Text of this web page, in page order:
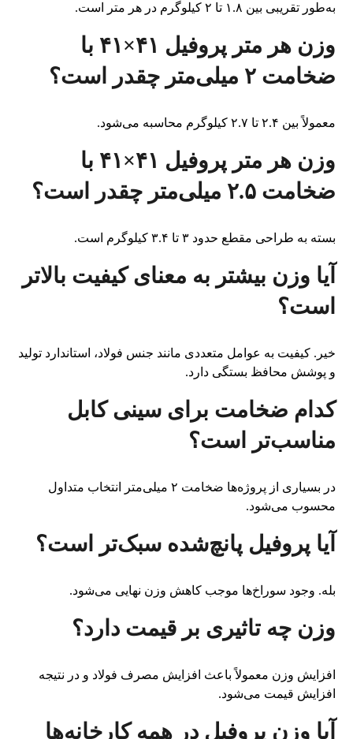
به‌طور تقریبی بین ۱.۸ تا ۲ کیلوگرم در هر متر است.
وزن هر متر پروفیل ۴۱×۴۱ با
ضخامت ۲ میلی‌متر چقدر است؟
معمولاً بین ۲.۴ تا ۲.۷ کیلوگرم محاسبه می‌شود.
وزن هر متر پروفیل ۴۱×۴۱ با
ضخامت ۲.۵ میلی‌متر چقدر است؟
بسته به طراحی مقطع حدود ۳ تا ۳.۴ کیلوگرم است.
آیا وزن بیشتر به معنای کیفیت بالاتر
است؟
خیر. کیفیت به عوامل متعددی مانند جنس فولاد، استاندارد تولید
و پوشش محافظ بستگی دارد.
کدام ضخامت برای سینی کابل
مناسب‌تر است؟
در بسیاری از پروژه‌ها ضخامت ۲ میلی‌متر انتخاب متداول
محسوب می‌شود.
آیا پروفیل پانچ‌شده سبک‌تر است؟
بله. وجود سوراخ‌ها موجب کاهش وزن نهایی می‌شود.
وزن چه تاثیری بر قیمت دارد؟
افزایش وزن معمولاً باعث افزایش مصرف فولاد و در نتیجه
افزایش قیمت می‌شود.
آیا وزن پروفیل در همه کارخانه‌ها